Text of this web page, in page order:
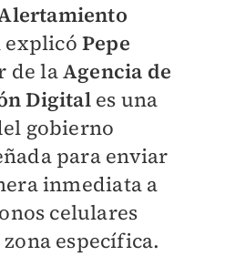
explicó Pepe
de laAgencia de
Digitales una
gobierno
para enviar
inmediata a
celulares
específica.